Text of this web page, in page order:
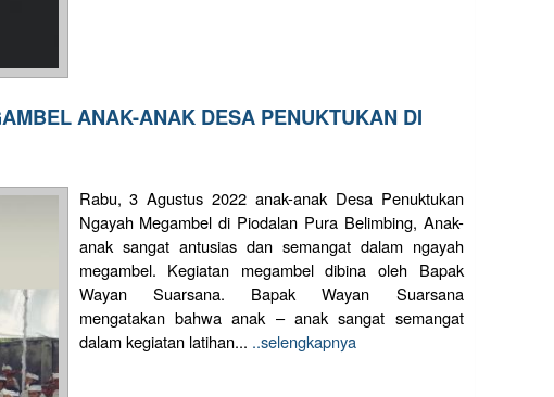
ANAK-ANAK DESA PENUKTUKAN DI
Rabu, 3 Agustus 2022 anak-anak Desa Penuktukan
Ngayah Megambel di Piodalan Pura Belimbing, Anak-
anak sangat antusias dan semangat dalam ngayah
megambel. Kegiatan megambel dibina oleh Bapak
Wayan Suarsana. Bapak Wayan Suarsana
mengatakan bahwa anak – anak sangat semangat
dalam kegiatan latihan... ..selengkapnya